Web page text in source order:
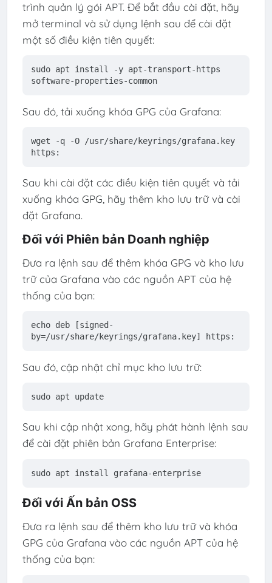
trình quản lý gói APT. Để bắt đầu cài đặt, hãy
mở terminal và sử dụng lệnh sau để cài đặt
một số điều kiện tiên quyết:
sudo apt install -y apt-transport-https
software-properties-common
Sau đó, tải xuống khóa GPG của Grafana:
wget -q -O /usr/share/keyrings/grafana.key
https:
Sau khi cài đặt các điều kiện tiên quyết và tải
xuống khóa GPG, hãy thêm kho lưu trữ và cài
đặt Grafana.
Đối với Phiên bản Doanh nghiệp
Đưa ra lệnh sau để thêm khóa GPG và kho lưu
trữ của Grafana vào các nguồn APT của hệ
thống của bạn:
echo deb [signed-
by=/usr/share/keyrings/grafana.key] https:
Sau đó, cập nhật chỉ mục kho lưu trữ:
sudo apt update
Sau khi cập nhật xong, hãy phát hành lệnh sau
để cài đặt phiên bản Grafana Enterprise:
sudo apt install grafana-enterprise
Đối với Ấn bản OSS
Đưa ra lệnh sau để thêm kho lưu trữ và khóa
GPG của Grafana vào các nguồn APT của hệ
thống của bạn: